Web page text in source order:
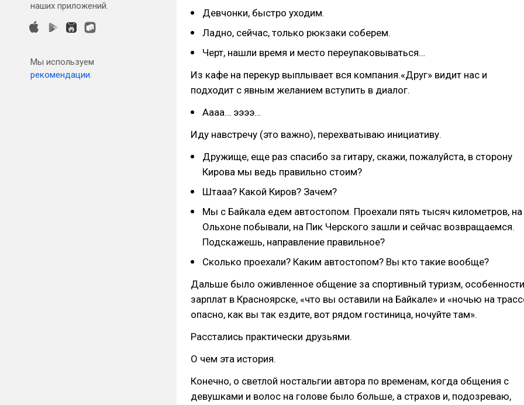
наших приложений.
Мы используем
рекомендации.
Девчонки, быстро уходим.
Ладно, сейчас, только рюкзаки соберем.
Черт, нашли время и место переупаковываться…
Из кафе на перекур выплывает вся компания.«Друг» видит нас и
подходит с явным желанием вступить в диалог.
Аааа… ээээ…
Иду навстречу (это важно), перехватываю инициативу.
Дружище, еще раз спасибо за гитару, скажи, пожалуйста, в сторону
Кирова мы ведь правильно стоим?
Штааа? Какой Киров? Зачем?
Мы с Байкала едем автостопом. Проехали пять тысяч километров, на
Ольхоне побывали, на Пик Черского зашли и сейчас возвращаемся.
Подскажешь, направление правильное?
Сколько проехали? Каким автостопом? Вы кто такие вообще?
Дальше было оживленное общение за спортивный туризм, особенности
зарплат в Красноярске, «что вы оставили на Байкале» и «ночью на
опасно, как вы так ездите, вот рядом гостиница, ночуйте там».
Расстались практически друзьями.
О чем эта история.
Конечно, о светлой ностальгии автора по временам, когда общения с
девушками и волос на голове было больше, а страхов и, подозреваю,